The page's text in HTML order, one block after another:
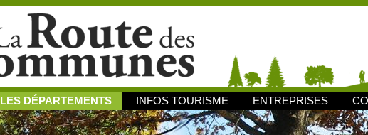
LES DÉPARTEMENTS INFOS TOURISME ENTREPRISES